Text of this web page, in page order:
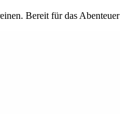
Bereit für das